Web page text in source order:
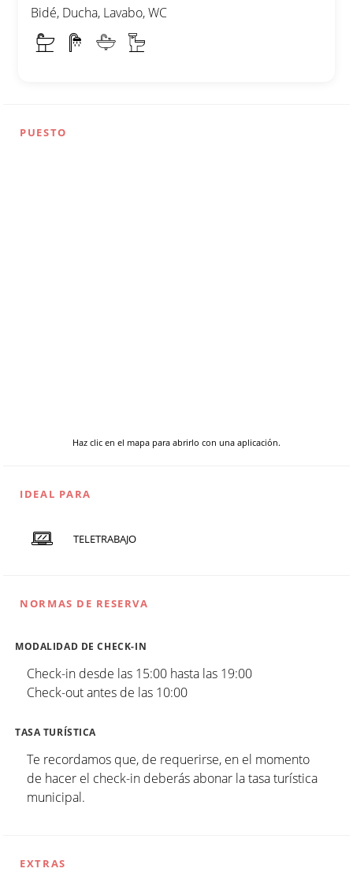
Bidé, Ducha, Lavabo, WC
PUESTO
Haz clic en el mapa para abrirlo con una aplicación.
IDEAL PARA
TELETRABAJO
NORMAS DE RESERVA
MODALIDAD DE CHECK-IN
Check-in desde las 15:00 hasta las 19:00
Check-out antes de las 10:00
TASA TURÍSTICA
Te recordamos que, de requerirse, en el momento
de hacer el check-in deberás abonar la tasa turística
municipal.
EXTRAS